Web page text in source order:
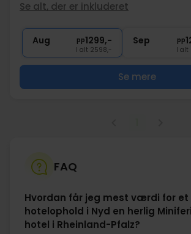
∞ Adgangsbillet til museet
Se alt, der er inkluderet
Aug pp1299,-
I alt 2598,-
Sep pp
I alt
Se mere
FAQ
Hvordan får jeg mest værdi for et
hotelophold i Nyd en herlig
hotel i Rheinland-Pfalz?